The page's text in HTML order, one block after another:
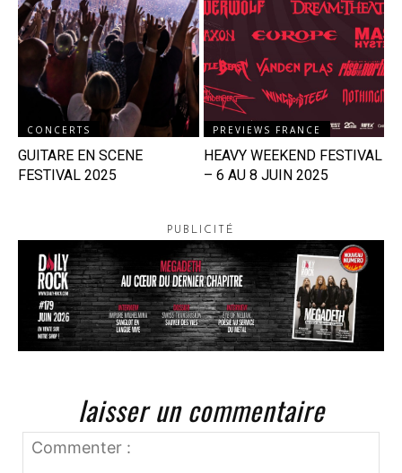
CONCERTS
GUITARE EN SCENE
FESTIVAL 2025
PREVIEWS FRANCE
HEAVY WEEKEND FESTIVAL
– 6 AU 8 JUIN 2025
PUBLICITÉ
laisser un commentaire